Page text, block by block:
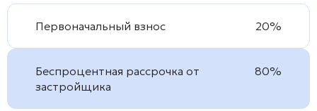
Первоначальный взнос 20%
Беспроцентная рассрочка от
застройщика
80%